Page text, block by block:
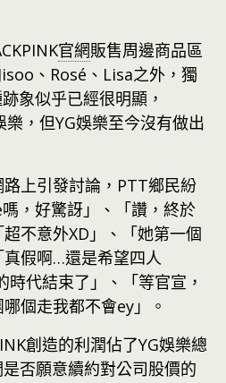
官網販售周邊商品區
、Rosé、Lisa之外，獨
象似乎已經很明顯，
樂，但YG娛樂至今沒有做出
上引發討論，PTT鄉民紛
，好驚訝」、「讚，終於
不意外XD」、「她第一個
假啊…還是希望四人
時代結束了」、「等官宣，
個走我都不會ey」。
創造的利潤佔了YG娛樂總
否願意續約對公司股價的